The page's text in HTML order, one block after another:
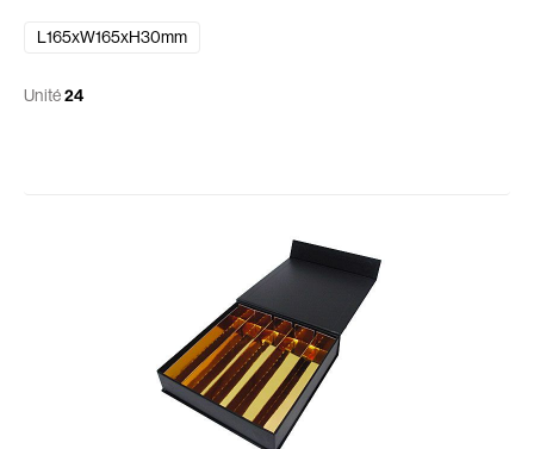
L165xW165xH30mm
Unité24